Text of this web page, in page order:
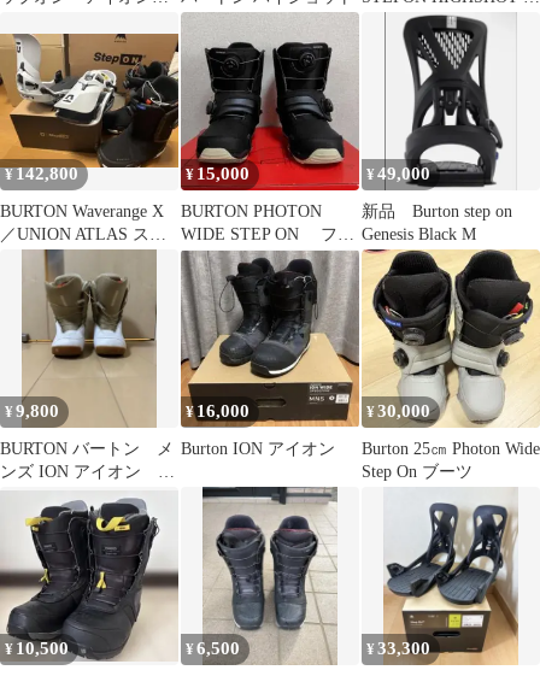
WIDE 27cm
¥142,800
BURTON Waverange X
／UNION ATLAS ステ
ップオンセット
¥ 15,000
BURTON PHOTON
WIDE STEP ON フォ
トン
¥49,000
新品 Burton step on
Genesis Black M
¥9,800
BURTON バートン メ
ンズ ION アイオン
26.5㎝
¥ 16,000
Burton ION アイオン
¥30,000
Burton 25㎝ Photon Wide
Step On ブーツ
¥ 10,500 ¥6,500 ¥33,300